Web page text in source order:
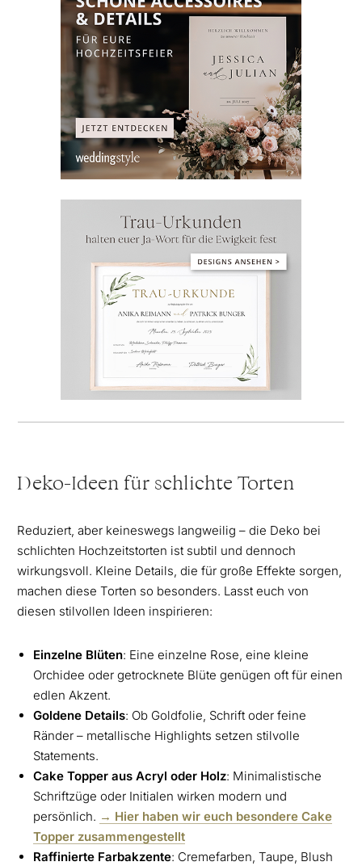
Deko-Ideen für schlichte Torten
Reduziert, aber keineswegs langweilig – die Deko bei
schlichten Hochzeitstorten ist subtil und dennoch
wirkungsvoll. Kleine Details, die für große Effekte sorgen,
machen diese Torten so besonders. Lasst euch von
diesen stilvollen Ideen inspirieren:
Einzelne Blüten: Eine einzelne Rose, eine kleine
Orchidee oder getrocknete Blüte genügen oft für einen
edlen Akzent.
Goldene Details: Ob Goldfolie, Schrift oder feine
Ränder – metallische Highlights setzen stilvolle
Statements.
Cake Topper aus Acryl oder Holz: Minimalistische
Schriftzüge oder Initialen wirken modern und
persönlich. → Hier haben wir euch besondere Cake
Topper zusammengestellt
Raffinierte Farbakzente: Cremefarben, Taupe, Blush